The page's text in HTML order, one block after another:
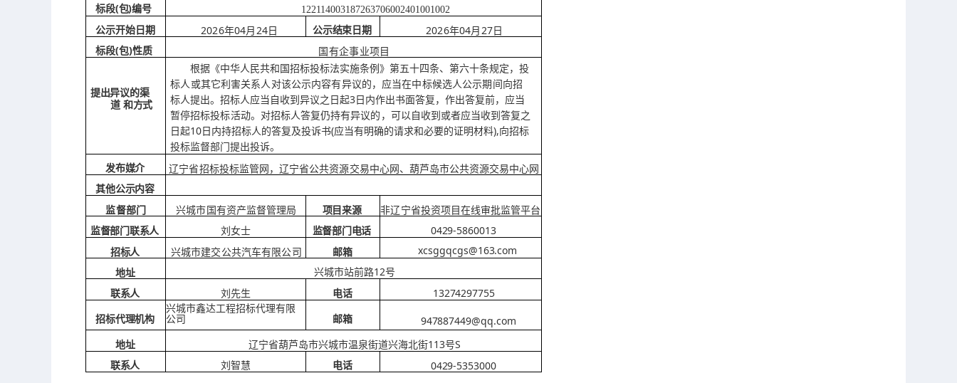
标段(包)编号
122114003187263706002401001002
公示开始日期
2026年04月24日 公示结束日期 2026年04月27日
标段(包)性质 国有企事业项目
提出异议的渠
道 和方式
根据《中华人民共和国招标投标法实施条例》第五十四条、第六十条规定，投
标人或其它利害关系人对该公示内容有异议的，应当在中标候选人公示期间 向招
标人提出。招标人应当自收到异议之日起3日内作出书面答复，作出答复前，应当
暂停招标投标活动。对招标人答复仍持有异议的，可以自收到或者应当收到答复之
日起10日内持招标人的答复及投诉书(应当有明确的请求和必要的证明材料),向招标
投标监督部门提出投诉。
发布媒介 辽宁省招标投标监管网，辽宁省公共资源交易中心网、葫芦岛市公共资源交易中心网
其他公示内容
监督部门
兴城市国有资产监督管理局 项目来源
非辽宁省投资项目在线审批监管平台
监督部门联系人
刘女士 监督部门电话 0429-5860013
招标人 兴城市建交公共汽车有限公司 邮箱 xcsggqcgs@163.com
地址 兴城市站前路12号
联系人 刘先生 电话 13274297755
招标代理机构
兴城市鑫达工程招标代理有限
公司 邮箱 947887449@qq.com
地址 辽宁省葫芦岛市兴城市温泉街道兴海北街113号S
联系人 刘智慧 电话 0429-5353000